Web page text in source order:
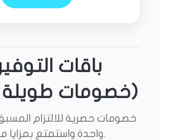
(خصومات
خصومات حصرية للالتزام
واحدة واستمتع بمزايا مضاعفة.